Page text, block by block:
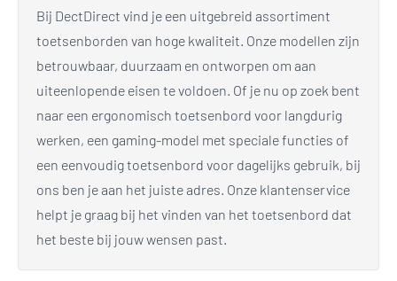
Bij DectDirect vind je een uitgebreid assortiment
toetsenborden van hoge kwaliteit. Onze modellen zijn
betrouwbaar, duurzaam en ontworpen om aan
uiteenlopende eisen te voldoen. Of je nu op zoek bent
naar een ergonomisch toetsenbord voor langdurig
werken, een gaming-model met speciale functies of
een eenvoudig toetsenbord voor dagelijks gebruik, bij
ons ben je aan het juiste adres. Onze klantenservice
helpt je graag bij het vinden van het toetsenbord dat
het beste bij jouw wensen past.